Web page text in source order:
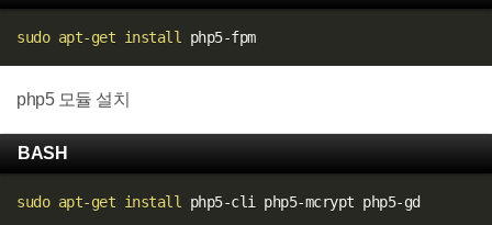
sudo apt-get install php5-fpm
php5 모듈 설치
BASH
sudo apt-get install